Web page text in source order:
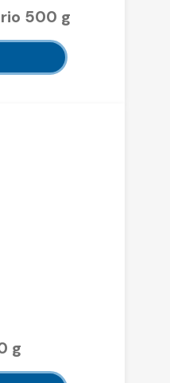
500 g
g